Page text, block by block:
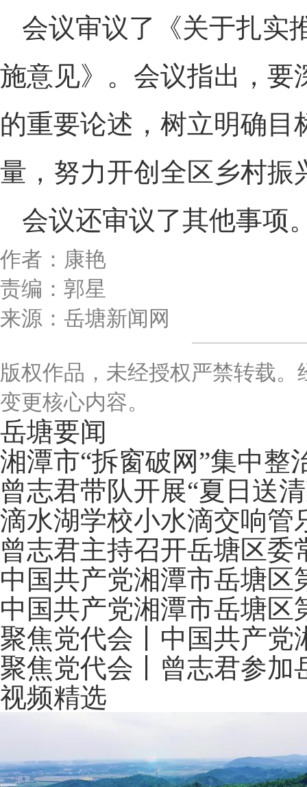
会议审议了《关于扎实
施意见》。会议指出，要
的重要论述，树立明确
量，努力开创全区乡村振
会议还审议了其他事项
作者：康艳
责编：郭星
来源：岳塘新闻网
版权作品，未经授权严禁转载
变更核心内容。
岳塘要闻
湘潭市“拆窗破网”集中整
曾志君带队开展“夏日送
滴水湖学校小水滴交响管
曾志君主持召开岳塘区委
中国共产党湘潭市岳塘
中国共产党湘潭市岳塘
聚焦党代会丨中国共产党
聚焦党代会丨曾志君参加
视频精选